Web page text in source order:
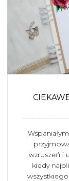
wzruszeń i
kiedy